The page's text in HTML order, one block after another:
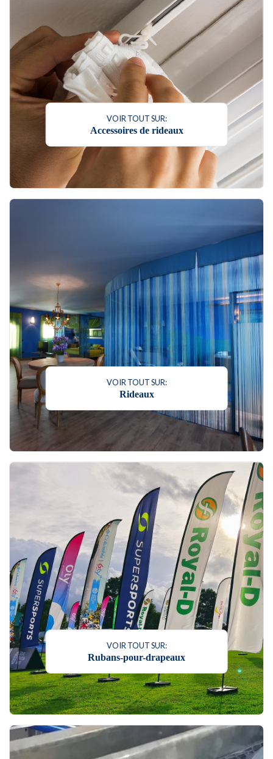
VOIR TOUT SUR:
Accessoires de rideaux
VOIR TOUT SUR:
Rideaux
VOIR TOUT SUR:
Rubans-pour-drapeaux